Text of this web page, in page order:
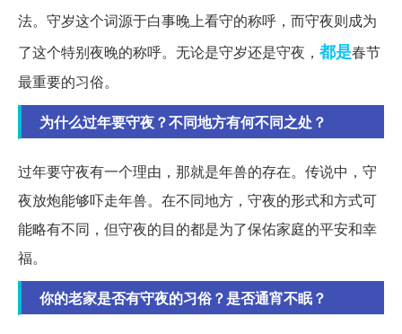
法。守岁这个词源于白事晚上看守的称呼，而守夜则成为
了这个特别夜晚的称呼。无论是守岁还是守夜， 都是春节
最重要的习俗。
为什么过年要守夜？不同地方有何不同之处？
过年要守夜有一个理由，那就是年兽的存在。传说中，守
夜放炮能够吓走年兽。在不同地方，守夜的形式和方式可
能略有不同，但守夜的目的都是为了保佑家庭的平安和幸
福。
你的老家是否有守夜的习俗？是否通宵不眠？